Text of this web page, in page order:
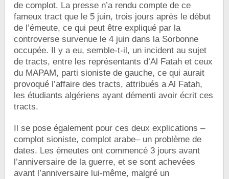
de complot. La presse n’a rendu compte de ce
fameux tract que le 5 juin, trois jours après le début
de l’émeute, ce qui peut être expliqué par la
controverse survenue le 4 juin dans la Sorbonne
occupée. Il y a eu, semble-t-il, un incident au sujet
de tracts, entre les représentants d’Al Fatah et ceux
du MAPAM, parti sioniste de gauche, ce qui aurait
provoqué l’affaire des tracts, attribués a Al Fatah,
les étudiants algériens ayant démenti avoir écrit ces
tracts.
Il se pose également pour ces deux explications –
complot sioniste, complot arabe– un problème de
dates. Les émeutes ont commencé 3 jours avant
l’anniversaire de la guerre, et se sont achevées
avant l’anniversaire lui-même, malgré un